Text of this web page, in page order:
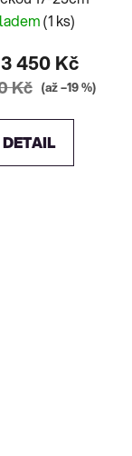
(1 ks)
3 450 Kč
Kč (až –19 %)
DETAIL